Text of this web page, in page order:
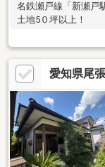
名鉄瀬戸線「新瀬戸
土地5０坪以上！
愛知県尾